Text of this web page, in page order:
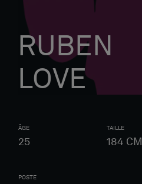
RUBEN
LOVE
ÂGE
25
TAILLE
184 CM
POSTE